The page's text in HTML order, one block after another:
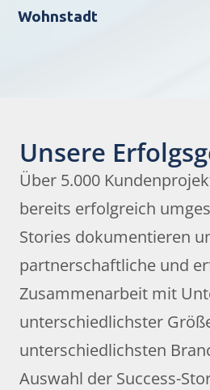
Wohnstadt
Unsere
Über 5.000
bereits erfolgreich
Stories dokumentieren
partnerschaftliche und
Zusammenarbeit mit
unterschiedlichster
unterschiedlichsten
Auswahl der Success-